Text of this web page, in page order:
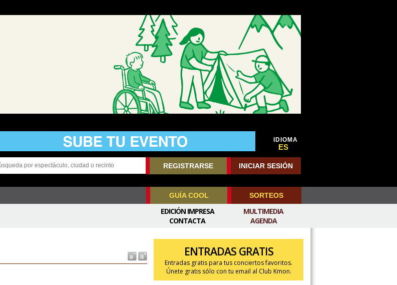
IDIOMA
ES
REGISTRARSE INICIAR SESIÓN
GUÍA COOL SORTEOS
MULTIMEDIA
AGENDA
EDICIÓN IMPRESA
CONTACTA
ENTRADAS GRATIS
Entradas gratis para tus conciertos favoritos.
Únete gratis sólo con tu email al Club Kmon.